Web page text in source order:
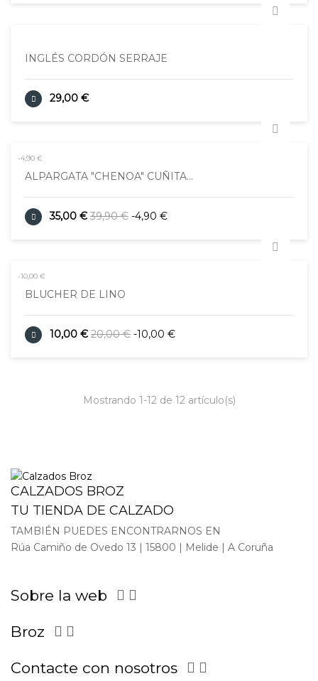
INGLÉS CORDÓN SERRAJE
29,00 €
-4,90 €
ALPARGATA "CHENOA" CUÑITA...
35,00 € 39,90 € -4,90 €
-10,00 €
BLUCHER DE LINO
10,00 € 20,00 € -10,00 €
Mostrando 1-12 de 12 artículo(s)
CALZADOS BROZ
TU TIENDA DE CALZADO
TAMBIÉN PUEDES ENCONTRARNOS EN
Rúa Camiño de Ovedo 13 | 15800 | Melide | A Coruña
Sobre la web  
Broz  
Contacte con nosotros  